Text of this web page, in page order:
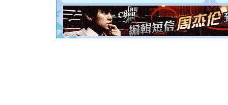
起；二是
离。水晶
[元旦]当
泣，这痛
卖了。水